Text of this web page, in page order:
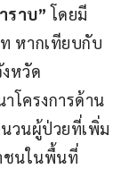
ราบ” โดยมี
หากเทียบกับ
หวัด
โครงการด้าน
วนผู้ป่วยที่เพิ่ม
ชนในพื้นที่